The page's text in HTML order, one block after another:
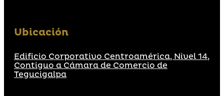
Ubicación
Edificio Corporativo Centroamérica, Nivel 14,
Contiguo a Cámara de Comercio de
Tegucigalpa